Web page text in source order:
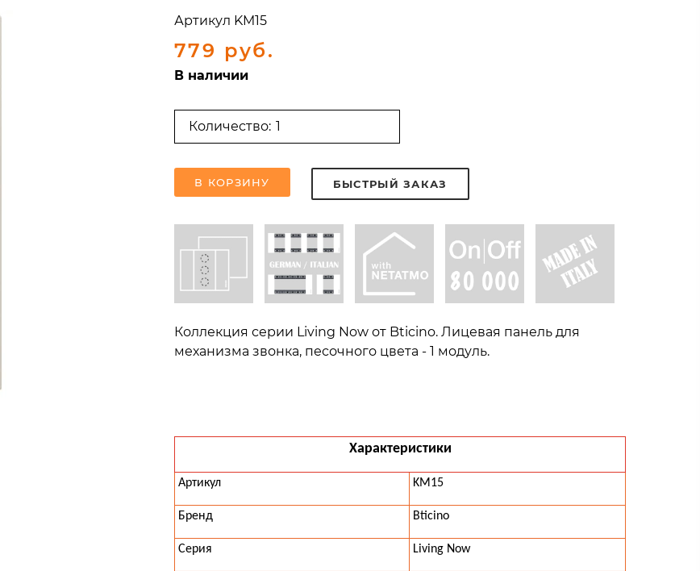
Артикул KM15
779 руб.
В наличии
Количество:
В КОРЗИНУ БЫСТРЫЙ ЗАКАЗ
Коллекция серии Living Now от Bticino. Лицевая панель для
механизма звонка, песочного цвета - 1 модуль.
Характеристики
Артикул KM15
Бренд Bticino
Серия Living Now